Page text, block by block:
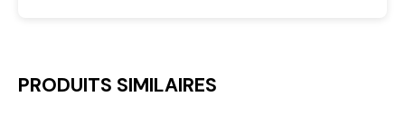
PRODUITS SIMILAIRES